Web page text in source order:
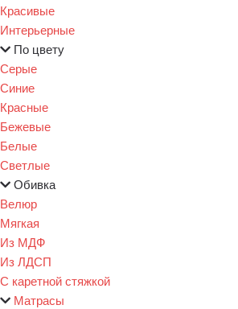
Красивые
Интерьерные
По цвету
Серые
Синие
Красные
Бежевые
Белые
Светлые
Обивка
Велюр
Мягкая
Из МДФ
Из ЛДСП
С каретной стяжкой
Матрасы